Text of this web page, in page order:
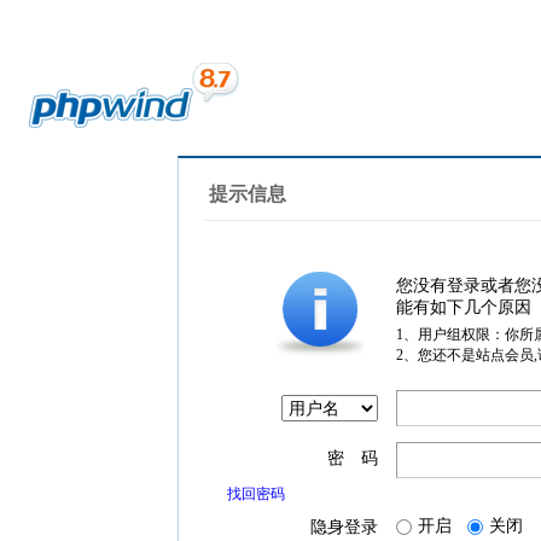
提示信息
您没有登录或者您
能有如下几个原因
1、用户组权限：你所
2、您还不是站点会员
密 码
找回密码
隐身登录 开启 关闭